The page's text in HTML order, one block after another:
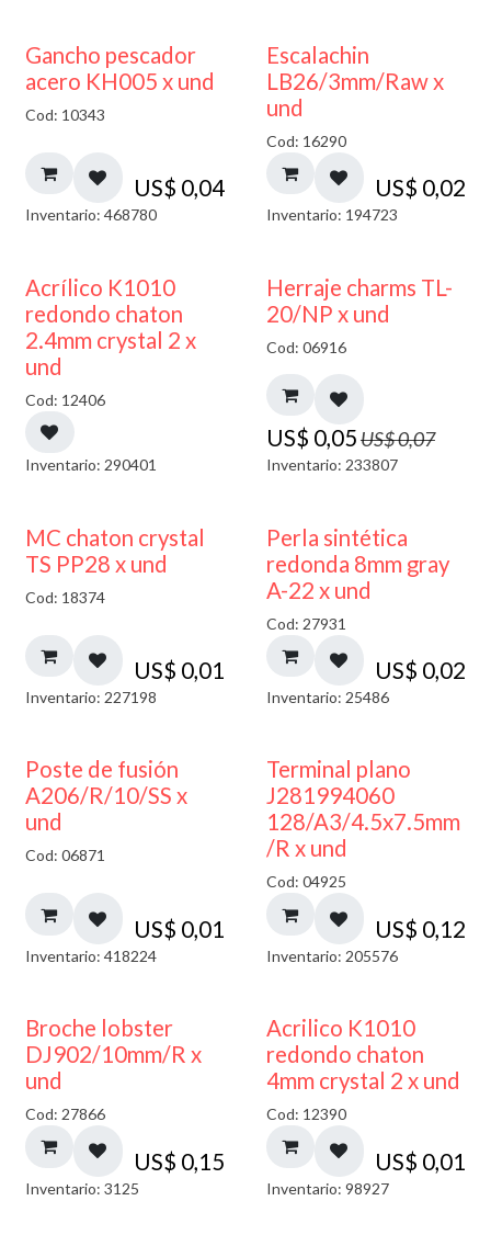
Gancho pescador
acero KH005 x und
Cod: 10343
US$ 0,04
Inventario: 468780
Escalachin
LB26/3mm/Raw x
und
Cod: 16290
US$ 0,02
Inventario: 194723
50% DESCUENTO
Acrílico K1010
redondo chaton
2.4mm crystal 2 x
und
Cod: 12406
Inventario: 290401
40% DESCUENTO
Herraje charms TL-
20/NP x und
Cod: 06916
US$ 0,05US$0,07
Inventario: 233807
MC chaton crystal
TS PP28 x und
Cod: 18374
US$ 0,01
Inventario: 227198
Perla sintética
redonda 8mm gray
A-22 x und
Cod: 27931
US$ 0,02
Inventario: 25486
Poste de fusión
A206/R/10/SS x
und
Cod: 06871
US$ 0,01
Inventario: 418224
Terminal plano
J281994060
128/A3/4.5x7.5mm
/R x und
Cod: 04925
US$ 0,12
Inventario: 205576
Broche lobster
DJ902/10mm/R x
und
Cod: 27866
US$ 0,15
Inventario: 3125
50% DESCUENTO
Acrilico K1010
redondo chaton
4mm crystal 2 x und
Cod: 12390
US$ 0,01
Inventario: 98927